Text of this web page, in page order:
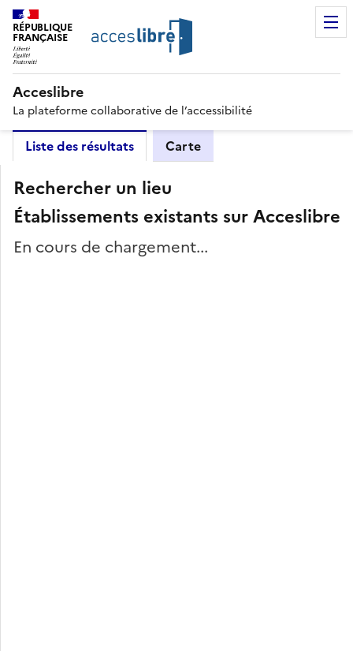
RÉPUBLIQUE
FRANÇAISE
Acceslibre
La plateforme collaborative de l’accessibilité
Liste des résultats Carte
Rechercher un lieu
Établissements existants sur Acceslibre
En cours de chargement...